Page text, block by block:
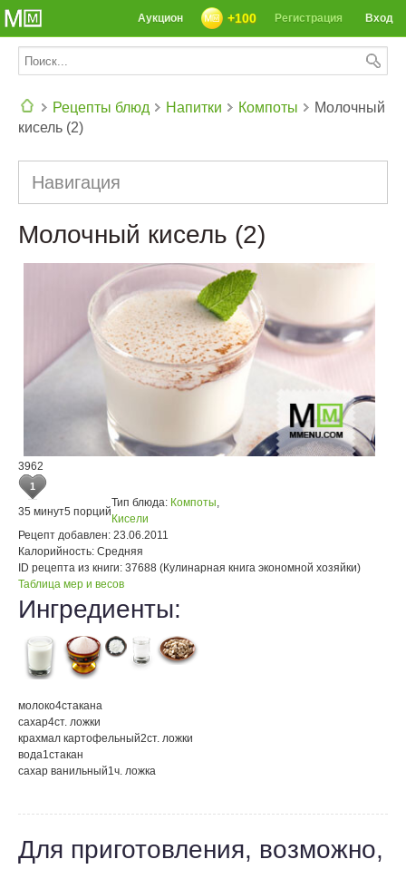
Вход
Регистрация
+100
Аукцион
Рецепты блюд Напитки Компоты
Молочный
кисель (2)
Навигация
Молочный кисель (2)
3962
1
35 минут5 порций
Тип блюда: Компоты,
Кисели
Рецепт добавлен: 23.06.2011
Калорийность: Средняя
ID рецепта из книги: 37688 (Кулинарная книга экономной хозяйки)
Таблица мер и весов
Ингредиенты:
молоко4стакана
сахар4ст. ложки
крахмал картофельный2ст. ложки
вода1стакан
сахар ванильный1ч. ложка
Для приготовления, возможно,